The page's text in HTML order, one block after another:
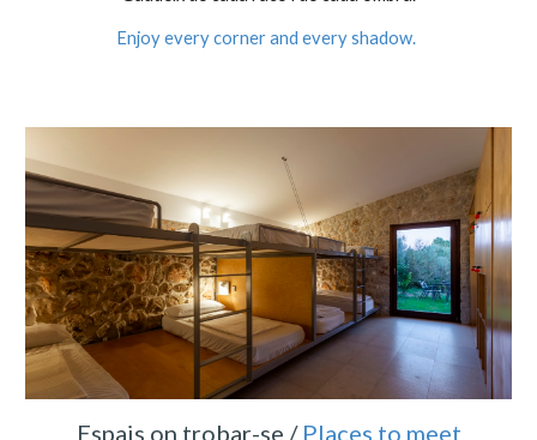
Enjoy every corner and every shadow.
Espais on trobar-se / Places to meet